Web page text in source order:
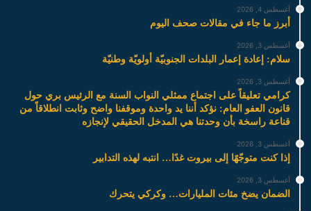
أغسطس 4, 2026
أبرز ما جاء في مقالات صحف اليوم
أغسطس 3, 2026
سلام: إعادة إعمار البلدات الجنوبيّة أولويّة وطنيّة
أغسطس 3, 2026
كرامي تعليقاً على اجتماع ممثلي النواب السنة مع الرئيس بري حول
قانون العفو العام: نؤكد أننا يد واحدة وموقفنا واضح وثابت انطلاقاً من
قناعة راسخة بأن وحدتنا هي المدخل الحقيقي لإنجازه
أغسطس 3, 2026
إذا كنت متوجّهًا إلى بيروت غدًا… انتبه لهذه التدابير
أغسطس 3, 2026
الضمان يضخ مئات المليارات… وكركي يتحرك